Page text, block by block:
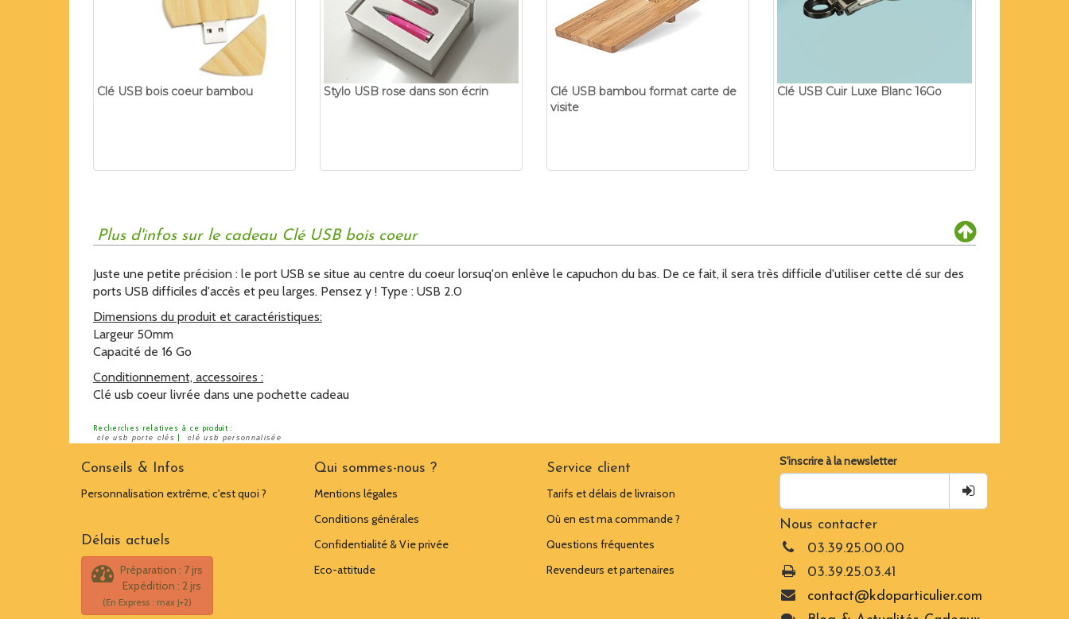
Clé USB bois coeur bambou Stylo USB rose dans son écrin
Clé USB bambou format carte de
visite
Clé USB Cuir Luxe Blanc 16Go
Plus d'infos sur le cadeau Clé USB bois coeur
Juste une petite précision : le port USB se situe au centre du coeur lorsuq'on enlève le capuchon du bas. De ce fait, il sera très difficile d'utiliser cette clé sur des
ports USB difficiles d'accès et peu larges. Pensez y ! Type : USB 2.0
Dimensions du produit et caractéristiques:
Largeur 50mm
Capacité de 16 Go
Conditionnement, accessoires :
Clé usb coeur livrée dans une pochette cadeau
Recherches relatives à ce produit :
cle usb porte clés clé usb personnalisée
Conseils & Infos
Personnalisation extrême, c'est quoi ?
Délais actuels
Préparation : 7 jrs
Expédition : 2 jrs
(En Express : max J+2)
Qui sommes-nous ?
Mentions légales
Conditions générales
Confidentialité & Vie privée
Eco-attitude
Service client
Tarifs et délais de livraison
Où en est ma commande ?
Questions fréquentes
Revendeurs et partenaires
S'inscrire à la newsletter
Nous contacter
03.39.25.00.00
03.39.25.03.41
contact@kdoparticulier.com